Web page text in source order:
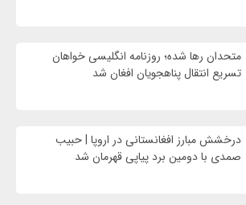
متحدان رها شده؛ روزنامه انگلیسی خواهان
تسریع انتقال پناهجویان افغان شد
درخشش مبارز افغانستانی در اروپا | حبیب
صمدی با دومین برد پیاپی قهرمان شد